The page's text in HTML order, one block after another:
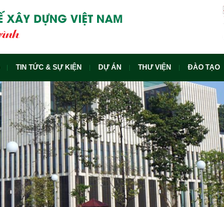
TIN TỨC & SỰ KIỆN DỰ ÁN THƯ VIỆN ĐÀO TẠO